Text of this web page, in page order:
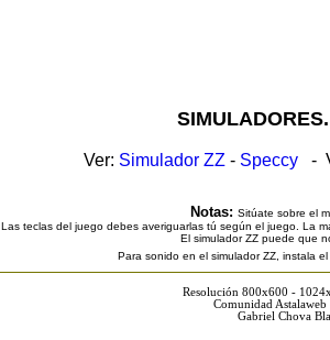
Ver: Simulador ZZ - Speccy -
Notas: Sitúate sobre el
Las teclas del juego debes averiguarlas tú según el juego. La
El simulador ZZ puede que
Para sonido en el simulador ZZ, instala
Resolución 800x600 -
Comunidad
Gabriel Chova